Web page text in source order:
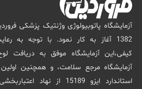
آزمایشگاه پاتوبیولوژی وژنتیک پزشکی
1382 آغاز به کار نمود. با توجه به
کیفی،این آزمایشگاه موفق به دریافت
آزمایشگاه مرجع سلامت، و همچنین اولین
استاندارد ایزو 15189 از